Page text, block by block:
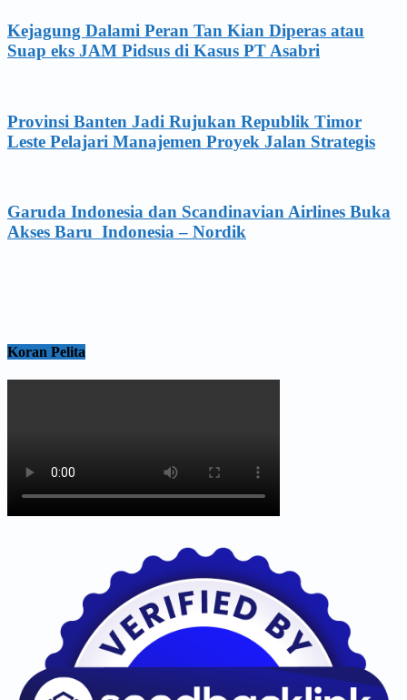
Kejagung Dalami Peran Tan Kian Diperas atau
Suap eks JAM Pidsus di Kasus PT Asabri
Provinsi Banten Jadi Rujukan Republik Timor
Leste Pelajari Manajemen Proyek Jalan Strategis
Garuda Indonesia dan Scandinavian Airlines Buka
Akses Baru Indonesia – Nordik
Koran Pelita